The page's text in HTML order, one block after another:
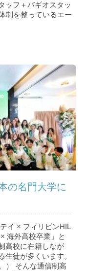
ッフ＋バギオスタッ
制を整っているエー
の名門大学に
イ × フィリピンHIL
海外高校卒業」と
高校に在籍しなが
生徒が多くいます。
） そんな通信制高